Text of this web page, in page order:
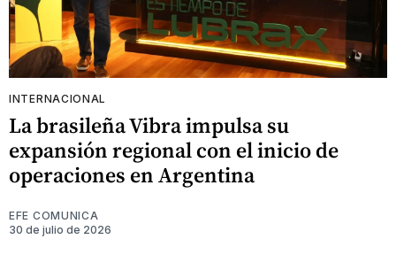
INTERNACIONAL
La brasileña Vibra impulsa su
expansión regional con el inicio de
operaciones en Argentina
EFE COMUNICA
30 de julio de 2026